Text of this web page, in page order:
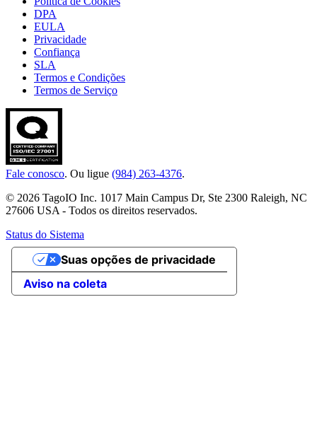
DPA
EULA
Privacidade
Confiança
SLA
Termos e Condições
Termos de Serviço
Fale conosco. Ou ligue (984) 263-4376.
© 2026 TagoIO Inc. 1017 Main Campus Dr, Ste 2300 Raleigh, NC
27606 USA - Todos os direitos reservados.
Status do Sistema
Aviso na coleta
Suas opções de privacidade